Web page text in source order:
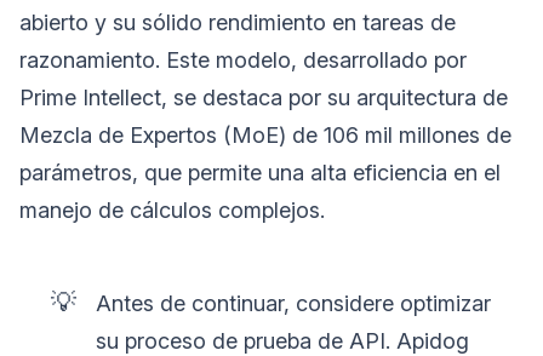
abierto y su sólido rendimiento en tareas de
razonamiento. Este modelo, desarrollado por
Prime Intellect, se destaca por su arquitectura de
Mezcla de Expertos (MoE) de 106 mil millones de
parámetros, que permite una alta eficiencia en el
manejo de cálculos complejos.
💡
Antes de continuar, considere optimizar
su proceso de prueba de API. Apidog